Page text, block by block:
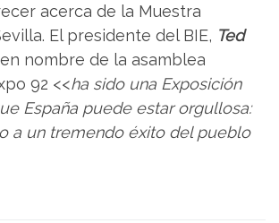
acerca de la Muestra
El presidente del BIE, Ted
nombre de la asamblea
92 <<ha sido una Exposición
España puede estar orgullosa:
a un tremendo éxito del pueblo